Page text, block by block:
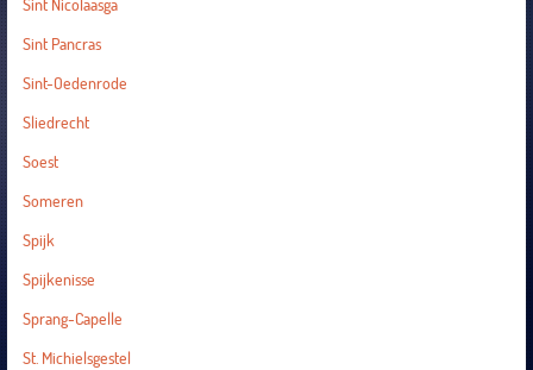
Sint Nicolaasga
Sint Pancras
Sint-Oedenrode
Sliedrecht
Soest
Someren
Spijk
Spijkenisse
Sprang-Capelle
St. Michielsgestel